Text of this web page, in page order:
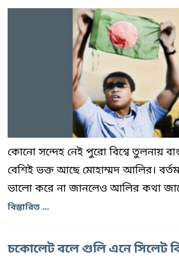
কোনো সন্দেহ নেই পুরো বিশ্বে তুলনায়
বেশিই ভক্ত আছে মোহাম্মদ আলির।
ভালো করে না জানলেও আলির কথা
বিস্তারিত ...
চকোলেট বলে গুলি এনে সিলেট